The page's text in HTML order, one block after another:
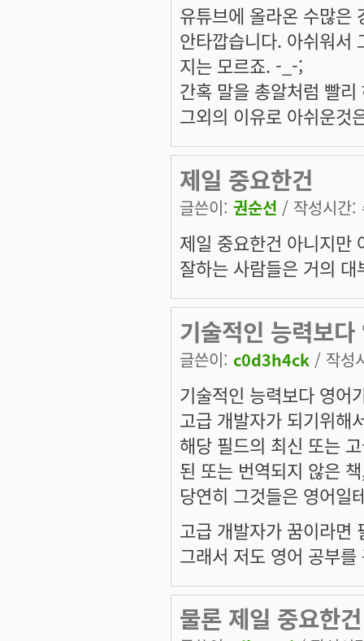
유튜브에 올라온 수많은
안타깝습니다. 아쉬워서
지는 모르죠. -_-;
간혹 말을 총알처럼 빨
그외의 이유로 아쉬운것
제일 중요한건
글쓴이: 권순선 / 작성시간
제일 중요한건 아니지만
잘하는 사람들은 거의
기술적인 능력보
글쓴이: c0d3h4ck / 작성
기술적인 능력보다 영어
고급 개발자가 되기위해
해당 필드의 최신 또는
된 또는 번역되지 않은
당연히 그것들은 영어일
고급 개발자가 꿈이라면
그래서 저도 영어 공부
물론 제일 중요한건